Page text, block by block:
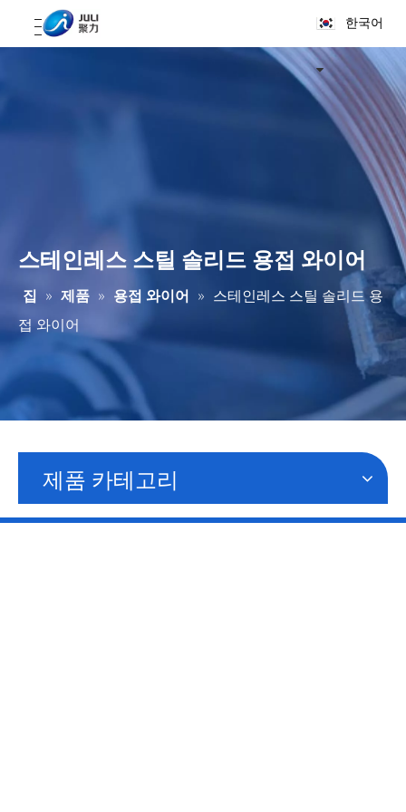
한국어
스테인레스 스틸 솔리드 용접 와이어
집 » 제품 » 용접 와이어 » 스테인레스 스틸 솔리드 용
접 와이어
제품 카테고리